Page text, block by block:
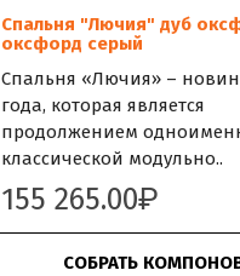
Спальня "Лючия" дуб
оксфорд серый
Спальня «Лючия» –
года, которая является
продолжением
классической модульно..
155 265.00
СОБРАТЬ